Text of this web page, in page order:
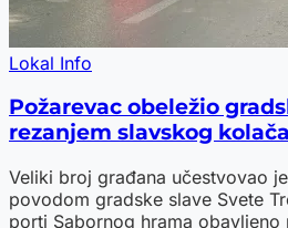
Lokal Info
Požarevac obeležio
rezanjem slavskog
Veliki broj građana učestvovao
povodom gradske slave Svete
porti Sabornog hrama obavljeno